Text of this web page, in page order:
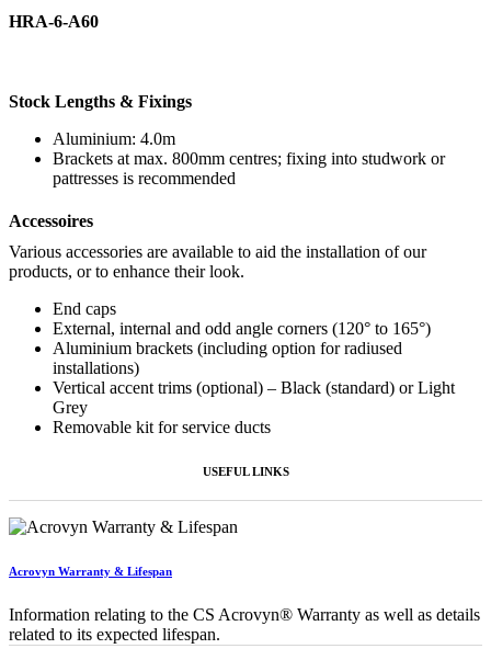
HRA-6-A60
Stock Lengths & Fixings
Aluminium: 4.0m
Brackets at max. 800mm centres; fixing into studwork or
pattresses is recommended
Accessoires
Various accessories are available to aid the installation of our
products, or to enhance their look.
End caps
External, internal and odd angle corners (120° to 165°)
Aluminium brackets (including option for radiused
installations)
Vertical accent trims (optional) – Black (standard) or Light
Grey
Removable kit for service ducts
USEFUL LINKS
Acrovyn Warranty & Lifespan
Information relating to the CS Acrovyn® Warranty as well as details
related to its expected lifespan.